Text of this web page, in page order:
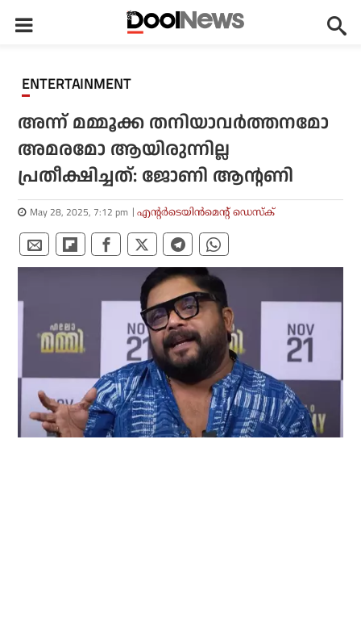
ENTERTAINMENT
അന്ന് മമ്മൂക്ക തനിയാവര്‍ത്തനമോ
അമരമോ ആയിരുന്നില്ല
പ്രതീക്ഷിച്ചത്: ജോണി ആന്റണി
May 28, 2025, 7:12 pm എന്റര്‍ടെയിന്‍മെന്റ് ഡെസ്‌ക്